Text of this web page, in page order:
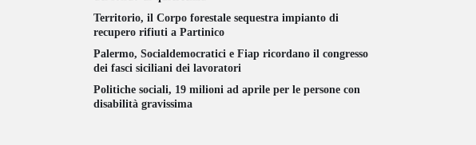
Territorio, il Corpo forestale sequestra impianto di
recupero rifiuti a Partinico
Palermo, Socialdemocratici e Fiap ricordano il congresso
dei fasci siciliani dei lavoratori
Politiche sociali, 19 milioni ad aprile per le persone con
disabilità gravissima